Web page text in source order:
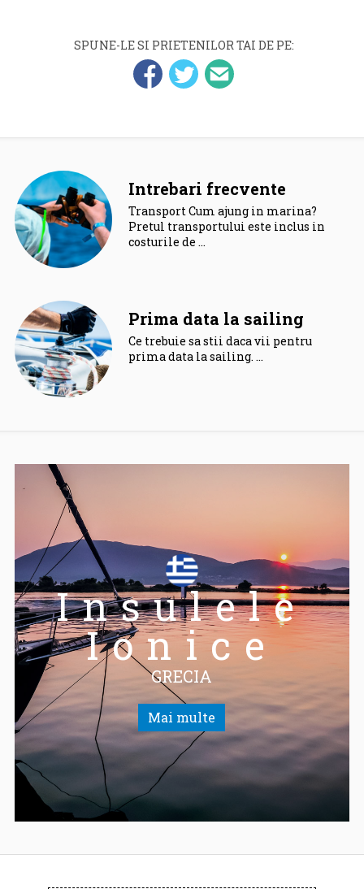
SPUNE-LE SI PRIETENILOR TAI DE PE:
Intrebari frecvente
Transport Cum ajung in marina?
Pretul transportului este inclus in
costurile de …
Prima data la sailing
Ce trebuie sa stii daca vii pentru
prima data la sailing. …
Insulele
Ionice
GRECIA
Mai multe